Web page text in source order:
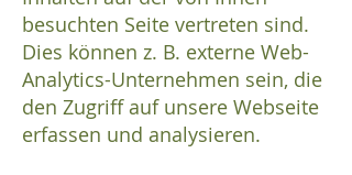
besuchten Seite vertreten sind.
Dies können z. B. externe Web-
Analytics-Unternehmen sein, die
den Zugriff auf unsere Webseite
erfassen und analysieren.